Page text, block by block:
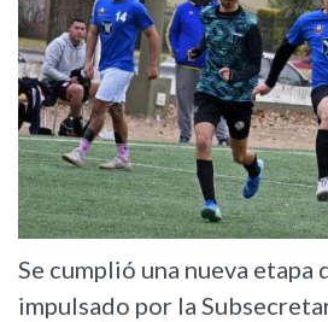
Se cumplió una nueva etapa
impulsado por la